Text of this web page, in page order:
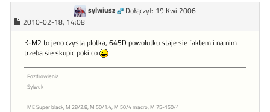
sylwiusz
Dołączył: 19 Kwi 2006
2010-02-18, 14:08
K-M2 to jeno czysta plotka, 645D powolutku staje sie faktem i na nim
trzeba sie skupic poki co
Pozdrowienia
Sylwek
ME Super black, M 28/2.8, M 50/1.4, M 50/4 macro, M 75-150/4